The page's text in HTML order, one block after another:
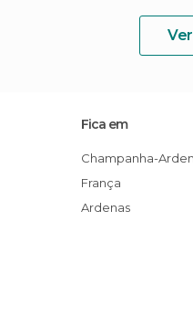
Fica em
Champanha-
França
Ardenas